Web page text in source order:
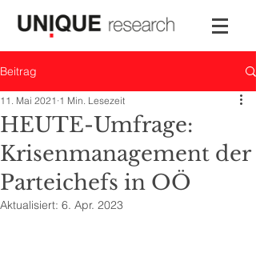
Beitrag
HEUTE-Umfrage:
Krisenmanagement der
Parteichefs in OÖ
11. Mai 2021 1 Min. Lesezeit
Aktualisiert: 6. Apr. 2023